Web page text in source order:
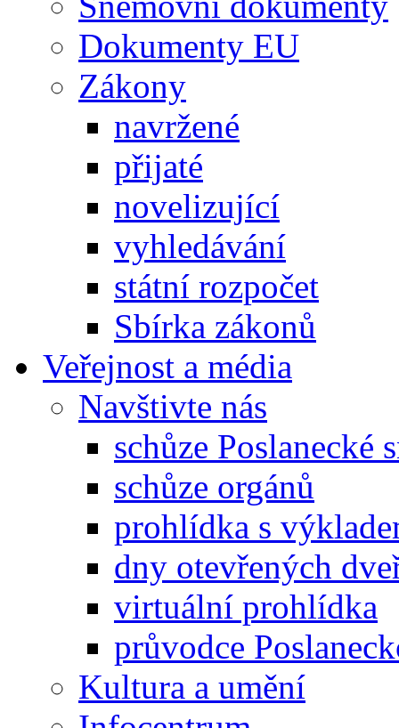
Dokumenty EU
Zákony
navržené
přijaté
novelizující
vyhledávání
státní rozpočet
Sbírka zákonů
Veřejnost a média
Navštivte nás
schůze Poslanecké
schůze orgánů
prohlídka s
dny otevřených
virtuální prohlídka
průvodce
Kultura a umění